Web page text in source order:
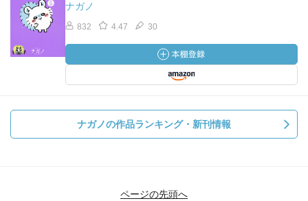
ナガノ
832 4.47 30
ナガノの作品ランキング・新刊情報
ページの先頭へ